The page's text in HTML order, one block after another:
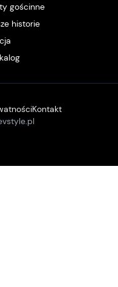
gościnne
historie
Kontakt